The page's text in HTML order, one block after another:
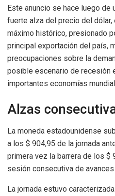
Este anuncio se hace luego de
fuerte alza del precio del dólar,
máximo histórico, presionado
principal exportación del país,
preocupaciones sobre la
posible escenario de recesión
importantes economías
Alzas
La moneda estadounidense
a los $ 904,95 de la jornada
primera vez la barrera de los $
sesión consecutiva de
La jornada estuvo